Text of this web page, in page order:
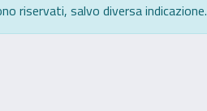
riservati, salvo diversa indicazione.